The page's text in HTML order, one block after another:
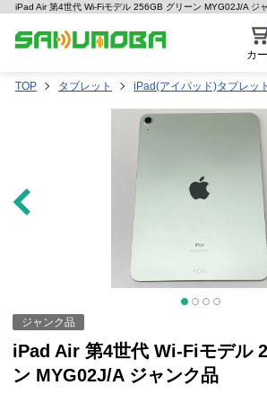
iPad Air 第4世代 Wi-Fiモデル 256GB グリーン MYG02J/A ジ
カ
TOP タブレット iPad(アイパッド)タブレット
ジャンク品
iPad Air 第4世代 Wi-Fiモデル
ン MYG02J/A ジャンク品